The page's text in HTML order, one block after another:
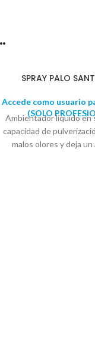
SPRAY PALO
Accede como usuario
(SOLO
Ambientador líquido en
capacidad de
malos olores y deja un